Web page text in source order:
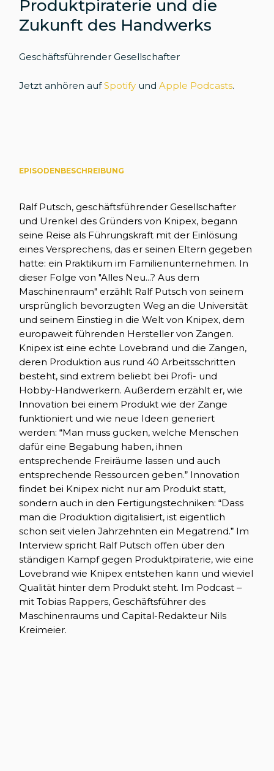
Produktpiraterie und die
Zukunft des Handwerks
Geschäftsführender Gesellschafter
Jetzt anhören aufSpotify undApple Podcasts.
EPISODENBESCHREIBUNG
Ralf Putsch, geschäftsführender Gesellschafter
und Urenkel des Gründers von Knipex, begann
seine Reise als Führungskraft mit der Einlösung
eines Versprechens, das er seinen Eltern gegeben
hatte: ein Praktikum im Familienunternehmen. In
dieser Folge von "Alles Neu...? Aus dem
Maschinenraum" erzählt Ralf Putsch von seinem
ursprünglich bevorzugten Weg an die Universität
und seinem Einstieg in die Welt von Knipex, dem
europaweit führenden Hersteller von Zangen.
Knipex ist eine echte Lovebrand und die Zangen,
deren Produktion aus rund 40 Arbeitsschritten
besteht, sind extrem beliebt bei Profi- und
Hobby-Handwerkern. Außerdem erzählt er, wie
Innovation bei einem Produkt wie der Zange
funktioniert und wie neue Ideen generiert
werden: “Man muss gucken, welche Menschen
dafür eine Begabung haben, ihnen
entsprechende Freiräume lassen und auch
entsprechende Ressourcen geben.” Innovation
findet bei Knipex nicht nur am Produkt statt,
sondern auch in den Fertigungstechniken: “Dass
man die Produktion digitalisiert, ist eigentlich
schon seit vielen Jahrzehnten ein Megatrend.” Im
Interview spricht Ralf Putsch offen über den
ständigen Kampf gegen Produktpiraterie, wie eine
Lovebrand wie Knipex entstehen kann und wieviel
Qualität hinter dem Produkt steht. Im Podcast –
mit Tobias Rappers, Geschäftsführer des
Maschinenraums und Capital-Redakteur Nils
Kreimeier.